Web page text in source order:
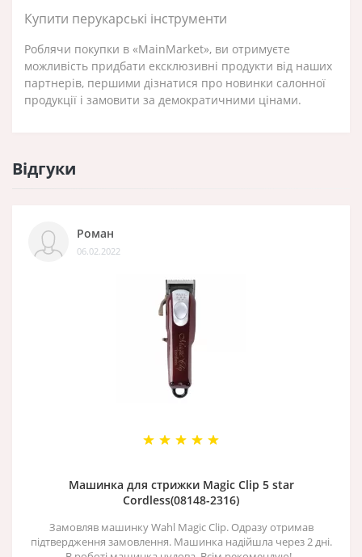
Купити перукарські інструменти
Роблячи покупки в «MainMarket», ви отримуєте
можливість придбати ексклюзивні продукти від наших
партнерів, першими дізнатися про новинки салонної
продукції і замовити за демократичними цінами.
Відгуки
Роман
06.02.2022
Машинка для стрижки Magic Clip 5 star
Cordless(08148-2316)
Замовляв машинку Wahl Magic Clip. Одразу отримав
підтвердження замовлення. Машинка надійшла через 2 дні.